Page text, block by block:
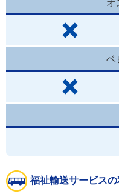
オ
ベ
福祉輸送サービスの